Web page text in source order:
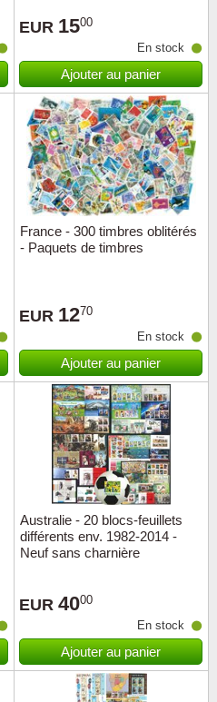
EUR 1500
En stock
Ajouter au panier
France - 300 timbres oblitérés
- Paquets de timbres
EUR 1270
En stock
Ajouter au panier
Australie - 20 blocs-feuillets
différents env. 1982-2014 -
Neuf sans charnière
EUR 4000
En stock
Ajouter au panier
Saint-
Sport
Turquie
Vatican